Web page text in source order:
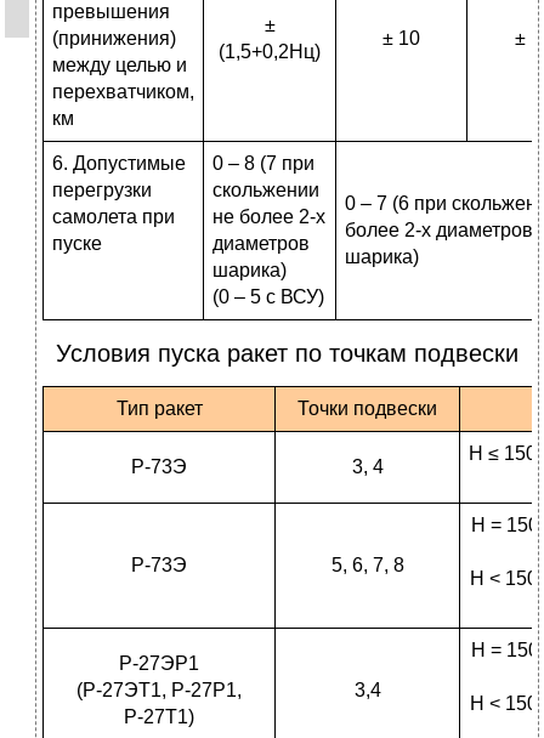
превышения
(принижения)
между целью и
перехватчиком,
км
±
(1,5+0,2Нц)
± 10 ±
6. Допустимые
перегрузки
самолета при
пуске
0 – 8 (7 при
скольжении
не более 2-х
диаметров
шарика)
(0 – 5 с ВСУ)
0 – 7 (6 при
более 2-х диаметров
шарика)
Условия пуска ракет по точкам подвески
Тип ракет Точки подвески
Р-73Э 3, 4
Н ≤
Р-73Э 5, 6, 7, 8
Н =
Н <
Р-27ЭР1
(Р-27ЭТ1, Р-27Р1,
Р-27Т1)
3,4
Н =
Н <